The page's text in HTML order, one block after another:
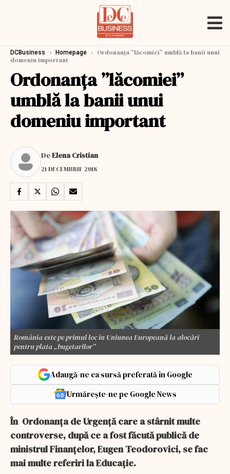
DCBusiness › Homepage › Ordonanța ”lăcomiei” umblă la banii unui
domeniu important
Ordonanța ”lăcomiei”
umblă la banii unui
domeniu important
DeElena Cristian
21 DECEMBRIE 2018
România este pe primul loc în Uniunea Europeană la alocări
pentru plata „bugetarilor”
Adaugă-ne ca sursă preferată în Google
Urmărește-ne pe Google News
În Ordonanța de Urgență care a stârnit multe
controverse, după ce a fost făcută publică de
ministrul Finanțelor, Eugen Teodorovici, se fac
mai multe referiri la Educație.